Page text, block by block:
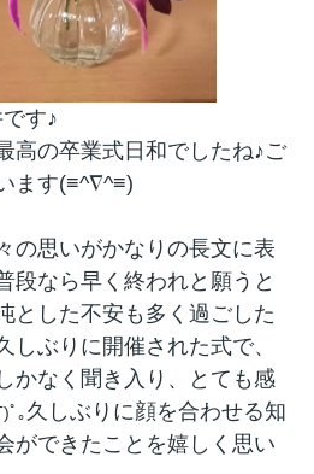
す♪
高の卒業式日和でしたね♪ご
ます(≡^∇^≡)
の思いがかなりの長文に表
段なら早く終われと願うと
とした不安も多く過ごした
しぶりに開催された式で、
かなく聞き入り、とても感
ﾟ｡久しぶりに顔を合わせる知
ができたことを嬉しく思い